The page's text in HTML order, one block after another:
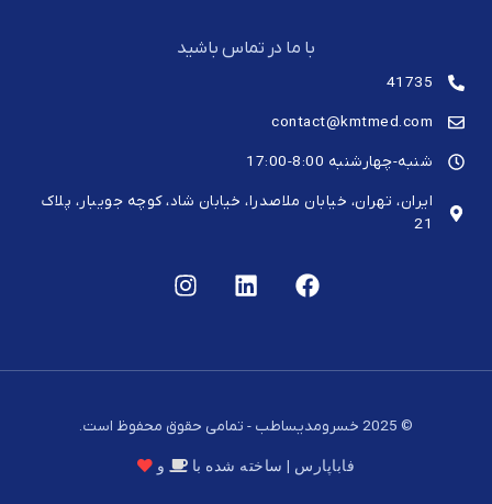
با ما در تماس باشید
41735
contact@kmtmed.com
شنبه-چهارشنبه 8:00-17:00
ایران، تهران، خیابان ملاصدرا، خیابان شاد، کوچه جویبار، پلاک
21
© 2025 خسرومدیساطب - تمامی حقوق محفوظ است.
فاباپارس | ساخته شده با و